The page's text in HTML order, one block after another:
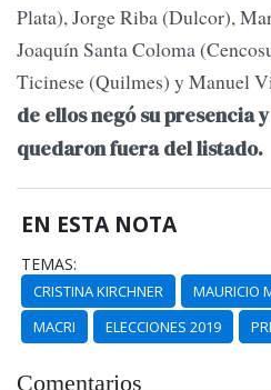
Plata), Jorge Riba (Dulcor),
Joaquín Santa Coloma
Ticinese (Quilmes) y Manuel
de ellos negó su presencia
quedaron fuera del listado.
EN ESTA NOTA
TEMAS:
CRISTINA KIRCHNER MAURICIO
MACRI
ELECCIONES 2019
Comentarios